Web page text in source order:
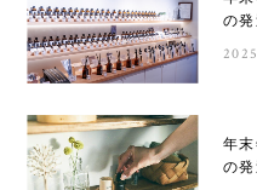
の
年
の